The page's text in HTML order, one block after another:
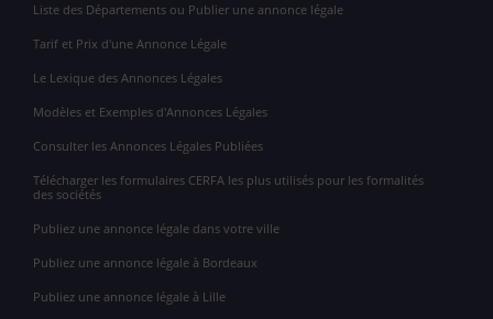
Liste des Départements ou Publier une annonce légale
Tarif et Prix d'une Annonce Légale
Le Lexique des Annonces Légales
Modèles et Exemples d'Annonces Légales
Consulter les Annonces Légales Publiées
Télécharger les formulaires CERFA les plus utilisés pour les formalités
des sociétés
Publiez une annonce légale dans votre ville
Publiez une annonce légale à Bordeaux
Publiez une annonce légale à Lille